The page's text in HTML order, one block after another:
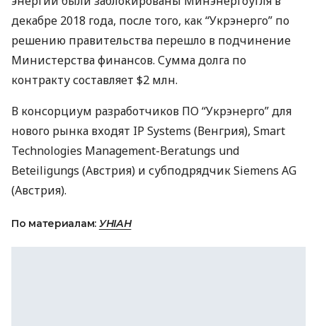
декабре 2018 года, после того, как “Укрэнерго” по
решению правительства перешло в подчинение
Министерства финансов. Сумма долга по
контракту составляет $2 млн.
В консорциум разработчиков ПО “Укрэнерго” для
нового рынка входят IP Systems (Венгрия), Smart
Technologies Management-Beratungs und
Beteiligungs (Австрия) и субподрядчик Siemens AG
(Австрия).
По материалам: УНІАН